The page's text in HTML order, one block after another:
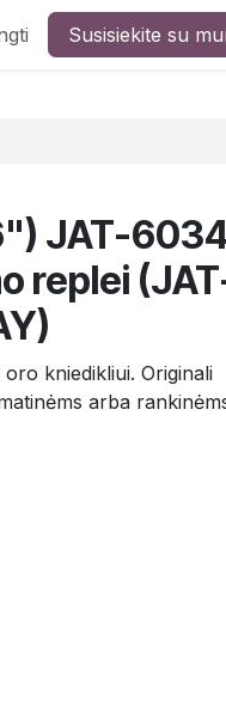
Susisiekite su
JAT-
replei
kniedikliui. Originali
arba